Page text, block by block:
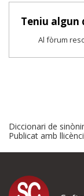
Teniu algun
Al fòrum
Diccionari de
Publicat amb